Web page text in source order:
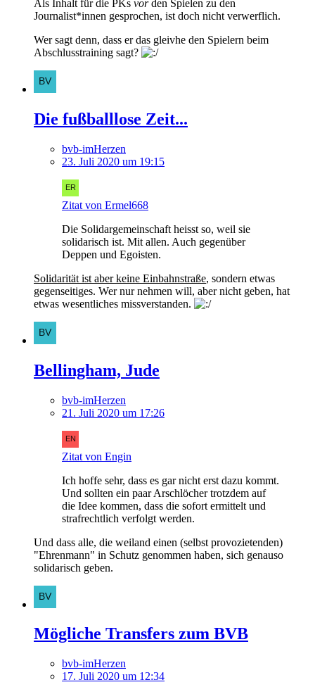
Als Inhalt für die PKs vorden Spielen zu den
Journalist*innen gesprochen, ist doch nicht verwerflich.
Wer sagt denn, dass er das gleivhe den Spielern beim
Abschlusstraining sagt?
Die fußballlose Zeit...
bvb-imHerzen
23. Juli 2020 um 19:15
Zitat von Ermel668
Die Solidargemeinschaft heisst so, weil sie
solidarisch ist. Mit allen. Auch gegenüber
Deppen und Egoisten.
Solidarität ist aber keine Einbahnstraße, sondern etwas
gegenseitiges. Wer nur nehmen will, aber nicht geben, hat
etwas wesentliches missverstanden.
Bellingham, Jude
bvb-imHerzen
21. Juli 2020 um 17:26
Zitat von Engin
Ich hoffe sehr, dass es gar nicht erst dazu kommt.
Und sollten ein paar Arschlöcher trotzdem auf
die Idee kommen, dass die sofort ermittelt und
strafrechtlich verfolgt werden.
Und dass alle, die weiland einen (selbst provozietenden)
"Ehrenmann" in Schutz genommen haben, sich genauso
solidarisch geben.
Mögliche Transfers zum BVB
bvb-imHerzen
17. Juli 2020 um 12:34